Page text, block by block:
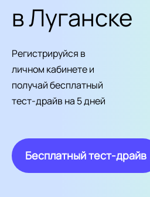
в Луганске
Регистрируйся в
личном кабинете и
получай бесплатный
тест-драйв на 5 дней
Бесплатный тест-драйв